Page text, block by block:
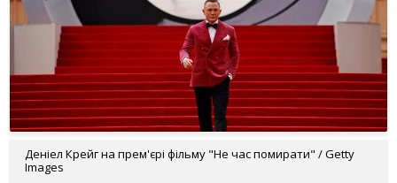
Деніел Крейг на прем'єрі фільму "Не час помирати" / Getty
Images